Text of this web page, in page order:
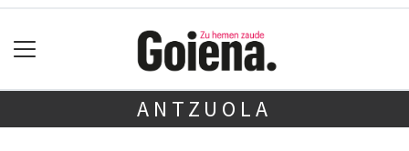
ANTZUOLA